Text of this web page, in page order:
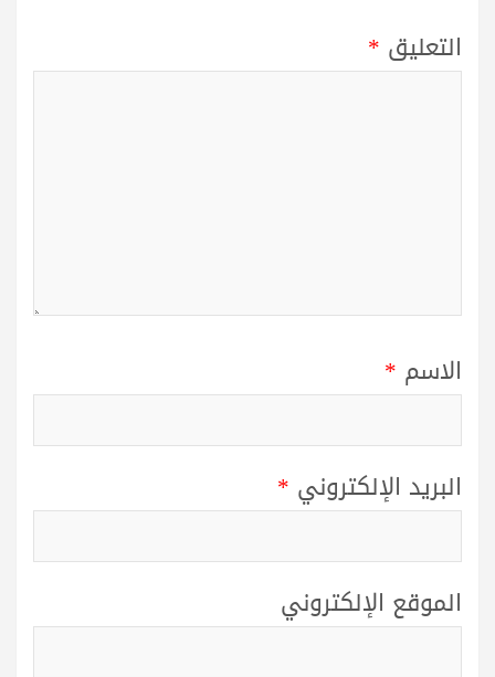
التعليق *
الاسم *
البريد الإلكتروني *
الموقع الإلكتروني